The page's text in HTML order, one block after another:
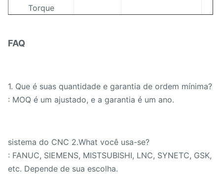
Torque
Velocidade
da taxa da
r/min 2-50
Escala da
taxa de
alimentação
mm/min
FAQ
1. Que é suas quantidade e garantia de ordem mínima?
: MOQ é um ajustado, e a garantia é um ano.
sistema do CNC 2.What você usa-se?
: FANUC, SIEMENS, MISTSUBISHI, LNC, SYNETC, GSK,
etc. Depende de sua escolha.